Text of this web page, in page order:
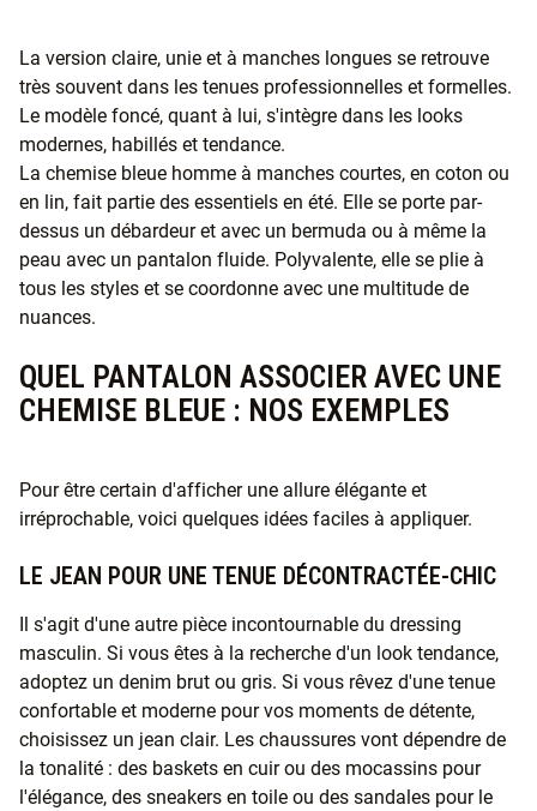
La version claire, unie et à manches longues se retrouve
très souvent dans les tenues professionnelles et formelles.
Le modèle foncé, quant à lui, s'intègre dans les looks
modernes, habillés et tendance.
La chemise bleue homme à manches courtes, en coton ou
en lin, fait partie des essentiels en été. Elle se porte par-
dessus un débardeur et avec un bermuda ou à même la
peau avec un pantalon fluide. Polyvalente, elle se plie à
tous les styles et se coordonne avec une multitude de
nuances.
QUEL PANTALON ASSOCIER AVEC UNE
CHEMISE BLEUE : NOS EXEMPLES
Pour être certain d'afficher une allure élégante et
irréprochable, voici quelques idées faciles à appliquer.
LE JEAN POUR UNE TENUE DÉCONTRACTÉE-CHIC
Il s'agit d'une autre pièce incontournable du dressing
masculin. Si vous êtes à la recherche d'un look tendance,
adoptez un denim brut ou gris. Si vous rêvez d'une tenue
confortable et moderne pour vos moments de détente,
choisissez un jean clair. Les chaussures vont dépendre de
la tonalité : des baskets en cuir ou des mocassins pour
l'élégance, des sneakers en toile ou des sandales pour le